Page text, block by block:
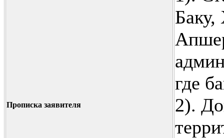
Прописка заявителя
Баку,
где
2).